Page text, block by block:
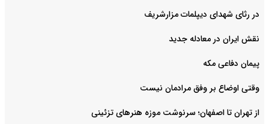
در رثای شهدای دیپلمات مزارشریف
نقش ایران در معادله جدید
پیمان دفاعی مکه
وقتی اوضاع بر وفق مرادمان نیست
از تهران تا اصفهان؛ سرنوشت موزه هنرهای تزئینی